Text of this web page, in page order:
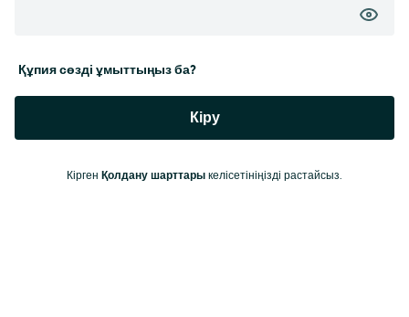
Құпия сөзді ұмыттыңыз ба?
Кіру
Кірген Қолдану шарттары келісетініңізді растайсыз.